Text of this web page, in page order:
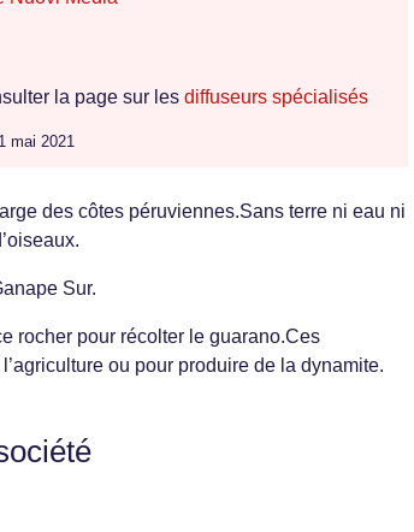
la page sur les diffuseurs spécialisés
mai 2021
des côtes péruviennes.Sans terre ni eau ni
Sur.
rocher pour récolter le guarano.Ces
ou pour produire de la dynamite.